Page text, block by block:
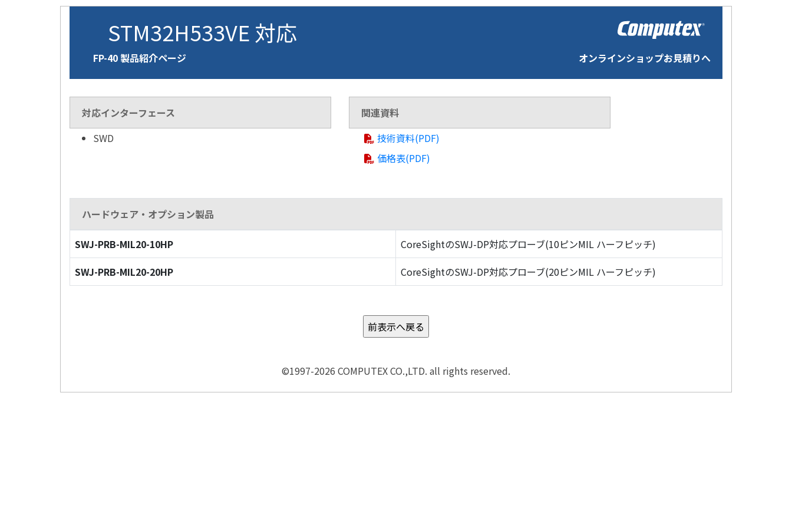
STM32H533VE 対応
FP-40 製品紹介ページ オンラインショップお見積りへ
対応インターフェース
SWD
関連資料
技術資料(PDF)
価格表(PDF)
ハードウェア・オプション製品
SWJ-PRB-MIL20-10HP
CoreSightのSWJ-DP対応プローブ(10ピンMIL ハーフピッチ)
SWJ-PRB-MIL20-20HP
CoreSightのSWJ-DP対応プローブ(20ピンMIL ハーフピッチ)
©1997-2026 COMPUTEX CO.,LTD. all rights reserved.